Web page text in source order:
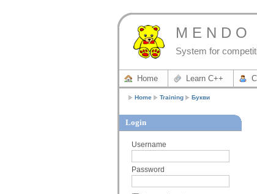
M E N D O
System for
Home Learn C++
Home Training Букви
Login
Username
Password